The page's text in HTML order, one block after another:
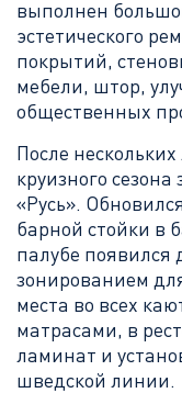
выполнен
эстетического
покрытий,
мебели, штор,
общественных
После
круизного
«Русь».
барной стойки в
палубе появился
зонированием
места во всех
матрасами, в
ламинат и
шведской линии.